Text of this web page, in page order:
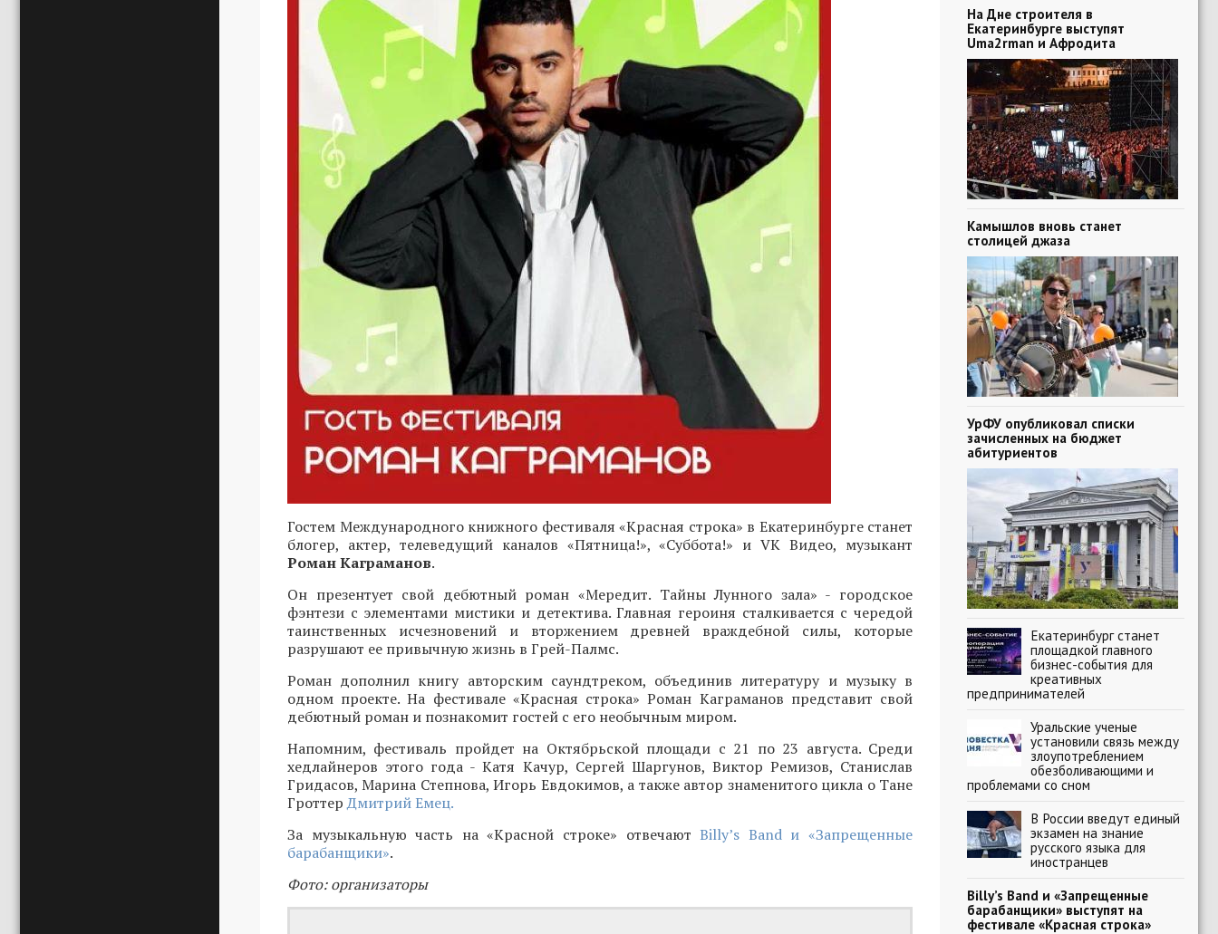
Гостем Международного книжного фестиваля «Красная строка» в Екатеринбурге станет
блогер, актер, телеведущий каналов «Пятница!», «Суббота!» и VK Видео, музыкант
Роман Каграманов.
Он презентует свой дебютный роман «Мередит. Тайны Лунного зала» - городское
фэнтези с элементами мистики и детектива. Главная героиня сталкивается с чередой
таинственных исчезновений и вторжением древней враждебной силы, которые
разрушают ее привычную жизнь в Грей-Палмс.
Роман дополнил книгу авторским саундтреком, объединив литературу и музыку в
одном проекте. На фестивале «Красная строка» Роман Каграманов представит свой
дебютный роман и познакомит гостей с его необычным миром.
Напомним, фестиваль пройдет на Октябрьской площади с 21 по 23 августа. Среди
хедлайнеров этого года - Катя Качур, Сергей Шаргунов, Виктор Ремизов, Станислав
Гридасов, Марина Степнова, Игорь Евдокимов, а также автор знаменитого цикла о Тане
ГроттерДмитрий Емец.
За музыкальную часть на «Красной строке» отвечаютBilly’s Band и «Запрещенные
барабанщики».
Фото: организаторы
На Дне строителя в
Екатеринбурге выступят
Uma2rman и Афродита
Камышлов вновь станет
столицей джаза
УрФУ опубликовал списки
зачисленных на бюджет
абитуриентов
Екатеринбург станет
площадкой главного
бизнес-события для
креативных
предпринимателей
Уральские ученые
установили связь между
злоупотреблением
обезболивающими и
проблемами со сном
В России введут единый
экзамен на знание
русского языка для
иностранцев
Billy’s Band и «Запрещенные
барабанщики» выступят на
фестивале «Красная строка»